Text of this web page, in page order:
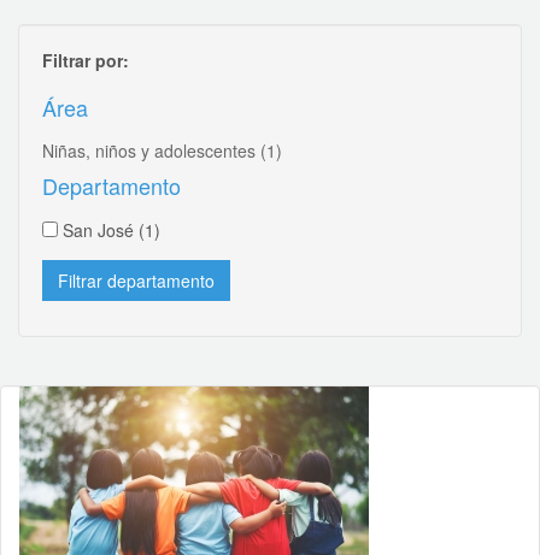
Filtrar por:
Área
Niñas, niños y adolescentes (1)
Departamento
San José (1)